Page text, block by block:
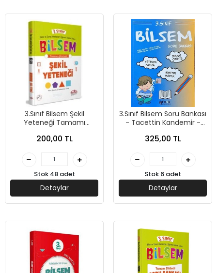
3.Sınıf Bilsem Şekil
Yeteneği Tamamı
200,00 TL
Stok 48 adet
Detaylar
3.Sınıf Bilsem Soru Bankası
- Tacettin Kandemir -
325,00 TL
Stok 6 adet
Detaylar